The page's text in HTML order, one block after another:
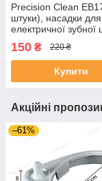
Precision Clean
штуки), насадки для
електричної зубної
Oral-B гігієна
рота
150 ₴ 220 ₴
Купити
Акційні
–61%